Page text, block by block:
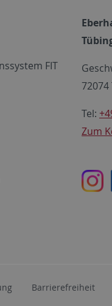
FIT
72074
Tel:
Zum
Barrierefreiheit